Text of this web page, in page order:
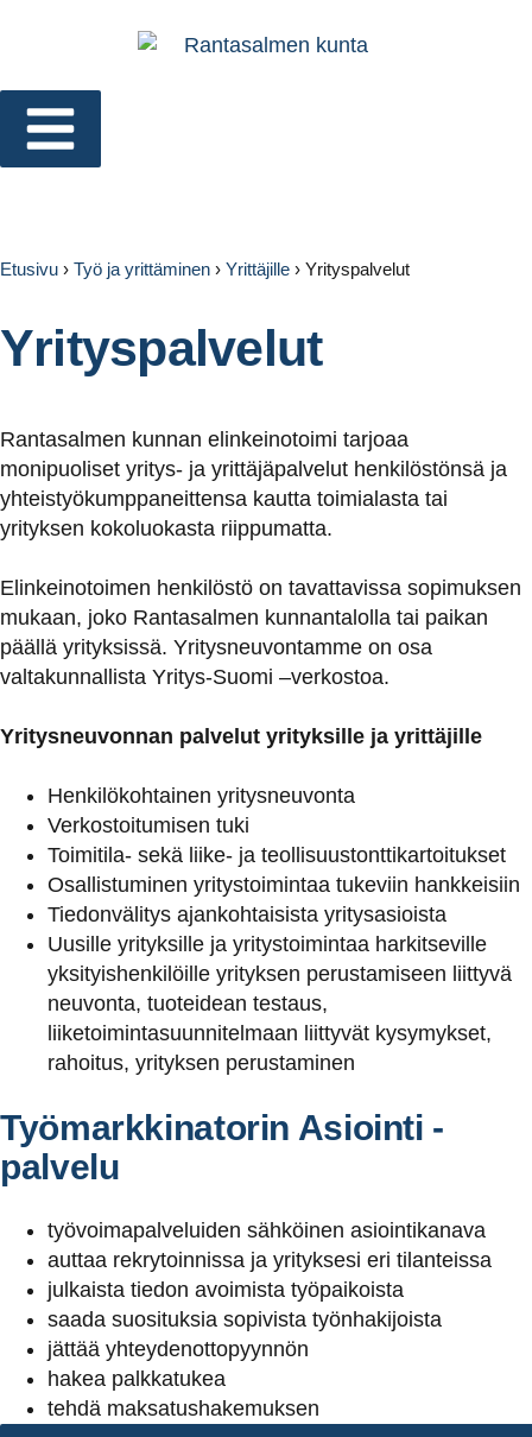
Etusivu › Työ ja yrittäminen › Yrittäjille › Yrityspalvelut
Yrityspalvelut
Rantasalmen kunnan elinkeinotoimi tarjoaa
monipuoliset yritys- ja yrittäjäpalvelut henkilöstönsä ja
yhteistyökumppaneittensa kautta toimialasta tai
yrityksen kokoluokasta riippumatta.
Elinkeinotoimen henkilöstö on tavattavissa sopimuksen
mukaan, joko Rantasalmen kunnantalolla tai paikan
päällä yrityksissä. Yritysneuvontamme on osa
valtakunnallista Yritys-Suomi –verkostoa.
Yritysneuvonnan palvelut yrityksille ja yrittäjille
Henkilökohtainen yritysneuvonta
Verkostoitumisen tuki
Toimitila- sekä liike- ja teollisuustonttikartoitukset
Osallistuminen yritystoimintaa tukeviin hankkeisiin
Tiedonvälitys ajankohtaisista yritysasioista
Uusille yrityksille ja yritystoimintaa harkitseville
yksityishenkilöille yrityksen perustamiseen liittyvä
neuvonta, tuoteidean testaus,
liiketoimintasuunnitelmaan liittyvät kysymykset,
rahoitus, yrityksen perustaminen
Työmarkkinatorin Asiointi -
palvelu
työvoimapalveluiden sähköinen asiointikanava
auttaa rekrytoinnissa ja yrityksesi eri tilanteissa
julkaista tiedon avoimista työpaikoista
saada suosituksia sopivista työnhakijoista
jättää yhteydenottopyynnön
hakea palkkatukea
tehdä maksatushakemuksen